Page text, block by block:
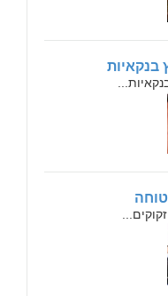
בנקאיות